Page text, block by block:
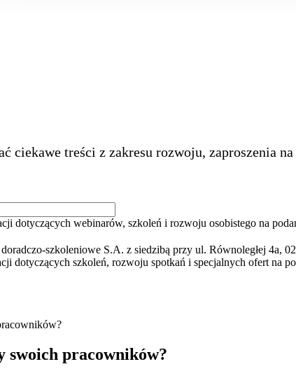
ciekawe treści z zakresu rozwoju, zaproszenia
dotyczących webinarów, szkoleń i rozwoju osobistego na
szkoleniowe S.A. z siedzibą przy ul. Równoległej 4a,
dotyczących szkoleń, rozwoju spotkań i specjalnych ofert na
swoich pracowników?